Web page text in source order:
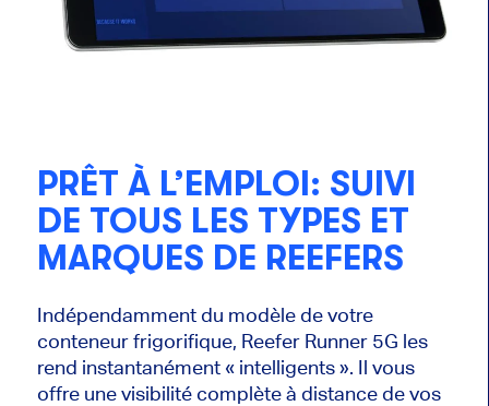
PRÊT À L’EMPLOI: SUIVI
DE TOUS LES TYPES ET
MARQUES DE REEFERS
Indépendamment du modèle de votre
conteneur frigorifique, Reefer Runner 5G les
rend instantanément « intelligents ». Il vous
offre une visibilité complète à distance de vos